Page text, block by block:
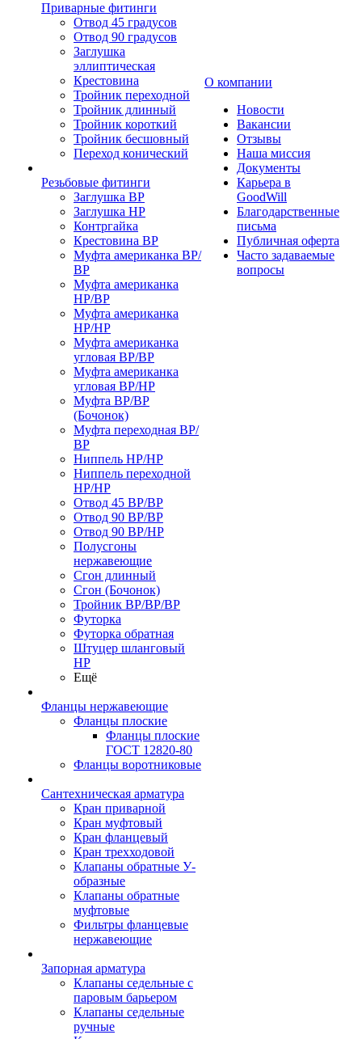
Приварные фитинги
Отвод 45 градусов
Отвод 90 градусов
Заглушка
эллиптическая
Крестовина
Тройник переходной
Тройник длинный
Тройник короткий
Тройник бесшовный
Переход конический
Резьбовые фитинги
Заглушка ВР
Заглушка НР
Контргайка
Крестовина ВР
Муфта американка ВР/
ВР
Муфта американка
НР/ВР
Муфта американка
НР/НР
Муфта американка
угловая ВР/ВР
Муфта американка
угловая ВР/НР
Муфта ВР/ВР
(Бочонок)
Муфта переходная ВР/
ВР
Ниппель НР/НР
Ниппель переходной
НР/НР
Отвод 45 ВР/ВР
Отвод 90 ВР/ВР
Отвод 90 ВР/НР
Полусгоны
нержавеющие
Сгон длинный
Сгон (Бочонок)
Тройник ВР/ВР/ВР
Футорка
Футорка обратная
Штуцер шланговый
НР
Ещё
Фланцы нержавеющие
Фланцы плоские
Фланцы плоские
ГОСТ 12820-80
Фланцы воротниковые
Сантехническая арматура
Кран приварной
Кран муфтовый
Кран фланцевый
Кран трехходовой
Клапаны обратные У-
образные
Клапаны обратные
муфтовые
Фильтры фланцевые
нержавеющие
Запорная арматура
Клапаны седельные с
паровым барьером
Клапаны седельные
ручные
О компании
Новости
Вакансии
Отзывы
Наша миссия
Документы
Карьера в
GoodWill
Благодарственные
письма
Публичная оферта
Часто задаваемые
вопросы